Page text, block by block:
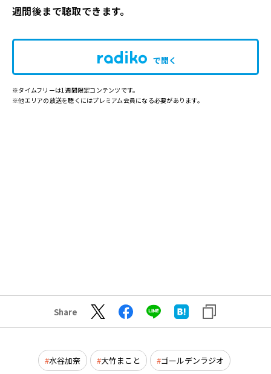
週間後まで聴取できます。
で開く
※タイムフリーは1週間限定コンテンツです。
※他エリアの放送を聴くにはプレミアム会員になる必要があります。
Share
水谷加奈 大竹まこと ゴールデンラジオ